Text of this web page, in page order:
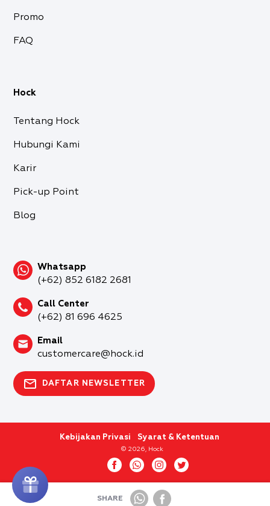
SHARE
Promo
FAQ
Hock
Tentang Hock
Hubungi Kami
Karir
Pick-up Point
Blog
Whatsapp
(+62) 852 6182 2681
Call Center
(+62) 81 696 4625
Email
customercare@hock.id
DAFTAR NEWSLETTER
Kebijakan Privasi Syarat & Ketentuan
© 2026, Hock